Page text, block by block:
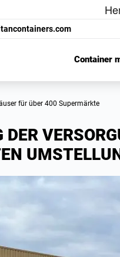
Container
für über 400 Supermärkte
DER